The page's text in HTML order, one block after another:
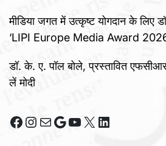
मीडिया जगत में उत्कृष्ट योगदान के लिए
‘LIPI Europe Media Award
डॉ. के. ए. पॉल बोले, प्रस्तावित
लें मोदी
Facebook
Instagram
MailGoogle
YouTube
X LinkedIn